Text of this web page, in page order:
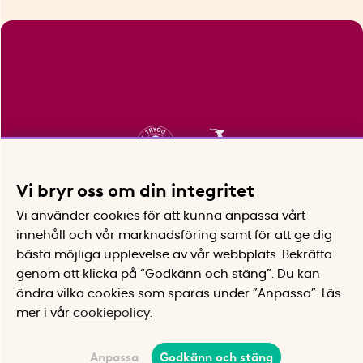
Vi bryr oss om din integritet
Vi använder cookies för att kunna anpassa vårt
innehåll och vår marknadsföring samt för att ge dig
bästa möjliga upplevelse av vår webbplats.
Bekräfta
genom att klicka på “Godkänn och stäng”. Du kan
ändra vilka cookies som sparas under ”Anpassa”.
Läs
mer i vår cookiepolicy
Anpassa Godkänn och stäng